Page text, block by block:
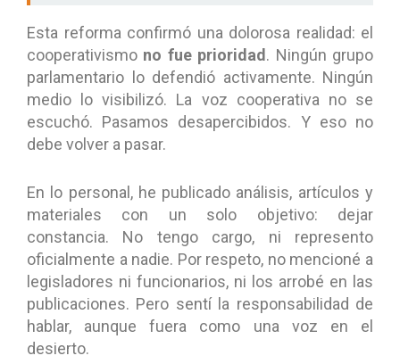
Esta reforma confirmó una dolorosa realidad: el
cooperativismo no fue prioridad . Ningún grupo
parlamentario lo defendió activamente. Ningún
medio lo visibilizó. La voz cooperativa no se
escuchó. Pasamos desapercibidos. Y eso no
debe volver a pasar.
En lo personal, he publicado análisis, artículos y
materiales con un solo objetivo: dejar
constancia. No tengo cargo, ni represento
oficialmente a nadie. Por respeto, no mencioné a
legisladores ni funcionarios, ni los arrobé en las
publicaciones. Pero sentí la responsabilidad de
hablar, aunque fuera como una voz en el
desierto.